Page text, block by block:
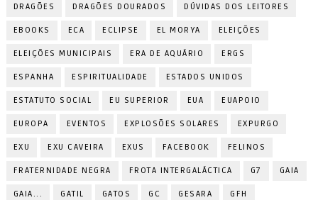
DRAGÕES DRAGÕES DOURADOS DÚVIDAS DOS LEITORES
EBOOKS ECA ECLIPSE EL MORYA ELEIÇÕES
ELEIÇÕES MUNICIPAIS ERA DE AQUÁRIO ERGS
ESPANHA ESPIRITUALIDADE ESTADOS UNIDOS
ESTATUTO SOCIAL EU SUPERIOR EUA EUAPOIO
EUROPA EVENTOS EXPLOSÕES SOLARES EXPURGO
EXU EXU CAVEIRA EXUS FACEBOOK FELINOS
FRATERNIDADE NEGRA FROTA INTERGALÁCTICA G7 GAIA
GAIA... GATIL GATOS GC GESARA GFH